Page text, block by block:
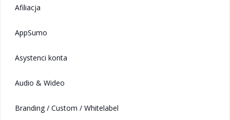
Afiliacja
AppSumo
Asystenci konta
Audio & Wideo
Branding / Custom / Whitelabel